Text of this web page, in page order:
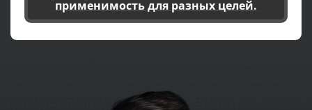
применимость для разных целей.